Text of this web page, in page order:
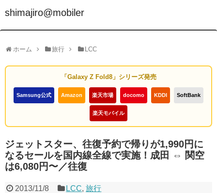
shimajiro@mobiler
ホーム 旅行 LCC
「Galaxy Z Fold8」シリーズ発売
Samsung公式 Amazon 楽天市場 docomo KDDI SoftBank
楽天モバイル
ジェットスター、往復予約で帰りが1,990円に
なるセールを国内線全線で実施！成田 ⇔ 関空
は6,080円〜／往復
2013/11/8 LCC,旅行